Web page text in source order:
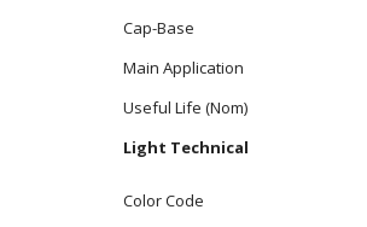
Cap-Base
Main Application
Useful Life (Nom)
Light Technical
Color Code